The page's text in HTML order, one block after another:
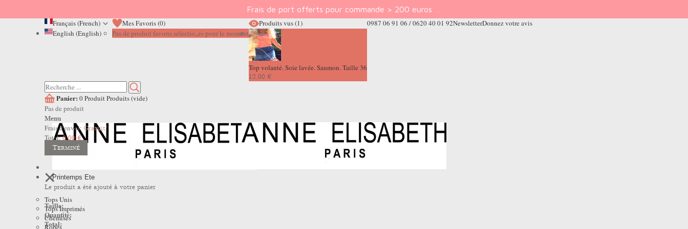
Frais de port offerts pour commande > 200 euros
Français (French)
English (English)
Mes Favoris (0)
Pas de produit favoris selectio,,és pour le moment
Produits vus(1)
Top volanté. Soie lavée. Saumon. Taille 36
12,00 €
0987 06 91 06 / 0620 40 01 92NewsletterDonnez votre avis
Panier: 0ProduitProduits(vide)
Pas de produit
Frais d'envoi: Gratuit!
Total:0,00 €
Terminé
Le produit a été ajouté à votre panier
Taille:
Quantité:
Total:
Menu
Printemps Ete
Tops Unis
Tops Imprimés
Chemises
Robes